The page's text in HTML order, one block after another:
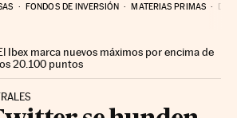
FONDOS DE INVERSIÓN MATERIAS PRIMAS
Ibex marca nuevos máximos por encima de
20.100 puntos